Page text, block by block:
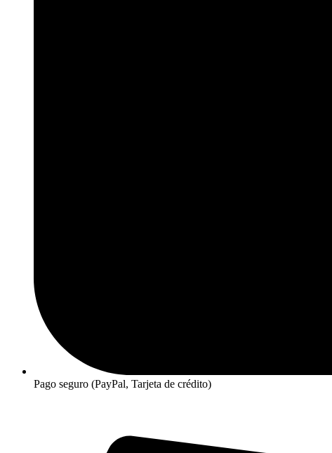
Pago seguro (PayPal, Tarjeta de crédito)